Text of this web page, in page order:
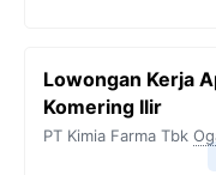
Lowongan Kerja
Komering Ilir
PT Kimia Farma Tbk